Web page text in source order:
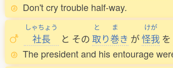
Don't cry trouble half-way.
しゃちょう
社長 と その
と
取り
ま
巻き が
けが
怪我 を
The president and his entourage